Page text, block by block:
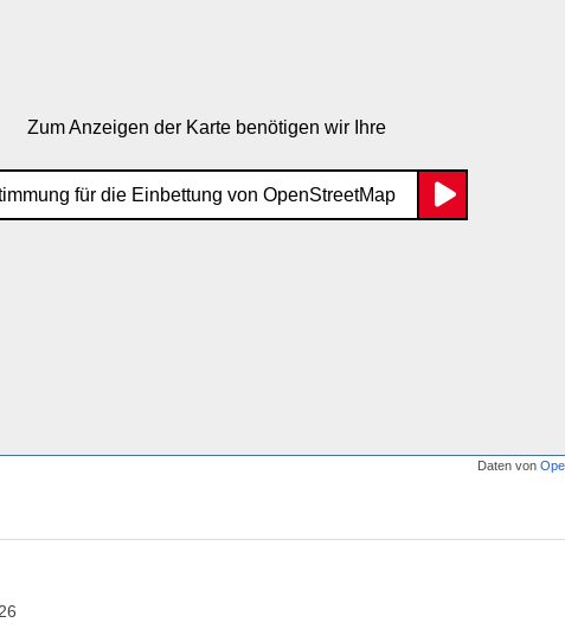
Zum Anzeigen der Karte benötigen wir Ihre
für die Einbettung von OpenStreetMap
Daten von